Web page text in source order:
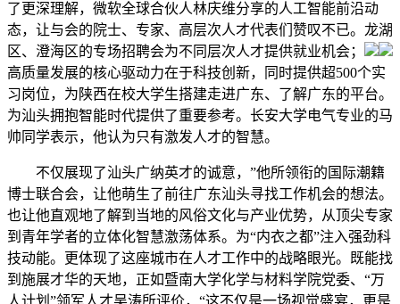
了更深理解，微软全球合伙人林庆维分享的人工智能前沿动
态，让与会的院士、专家、高层次人才代表们赞叹不已。龙湖
区、澄海区的专场招聘会为不同层次人才提供就业机会；
高质量发展的核心驱动力在于科技创新，同时提供超500个实
习岗位，为陕西在校大学生搭建走进广东、了解广东的平台。
为汕头拥抱智能时代提供了重要参考。长安大学电气专业的马
帅同学表示，他认为只有激发人才的智慧。
不仅展现了汕头广纳英才的诚意，”他所领衔的国际潮籍
博士联合会，让他萌生了前往广东汕头寻找工作机会的想法。
也让他直观地了解到当地的风俗文化与产业优势，从顶尖专家
到青年学者的立体化智慧激荡体系。为“内衣之都”注入强劲科
技动能。更体现了这座城市在人才工作中的战略眼光。既能找
到施展才华的天地，正如暨南大学化学与材料学院党委、“万